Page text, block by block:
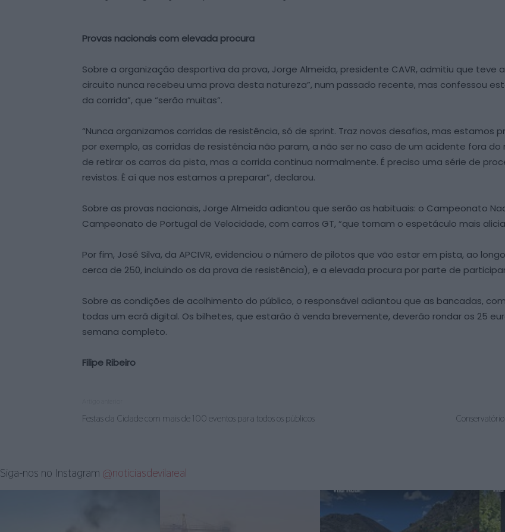
Provas nacionais com elevada procura
Sobre a organização desportiva da prova, Jorge Almeida, presidente CAVR, admitiu que teve
circuito nunca recebeu uma prova desta natureza”, num passado recente, mas confessou
da corrida”, que “serão muitas”.
“Nunca organizamos corridas de resistência, só de sprint. Traz novos desafios, mas estamos
por exemplo, as corridas de resistência não param, a não ser no caso de um acidente fora
de retirar os carros da pista, mas a corrida continua normalmente. É preciso uma série de
revistos. É aí que nos estamos a preparar”, declarou.
Sobre as provas nacionais, Jorge Almeida adiantou que serão as habituais: o Campeonato
Campeonato de Portugal de Velocidade, com carros GT, “que tornam o espetáculo mais
Por fim, José Silva, da APCIVR, evidenciou o número de pilotos que vão estar em pista, ao
cerca de 250, incluindo os da prova de resistência), e a elevada procura por parte de
Sobre as condições de acolhimento do público, o responsável adiantou que as bancadas,
todas um ecrã digital. Os bilhetes, que estarão à venda brevemente, deverão rondar os 25
semana completo.
Filipe Ribeiro
Festas da Cidade com mais de 100 eventos para todos os públicos
Siga-nos no Instagram @noticiasdevilareal